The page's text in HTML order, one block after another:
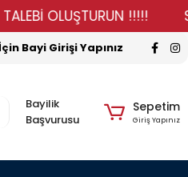
OLUŞTURUN !!!!!
Bayi Girişi Yapınız
Bayilik
Başvurusu
Sepetim
Giriş Yapınız